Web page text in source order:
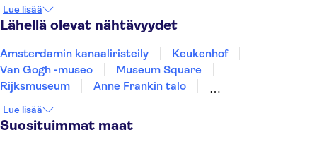
Lue lisää
Lähellä olevat nähtävyydet
Amsterdamin kanaaliristeily
Keukenhof
Van Gogh -museo
Museum Square
Rijksmuseum
Anne Frankin talo
Stedelijk Museum Amsterdam
Zaanse Schans
Kaag Lakes boat cruises
Lue lisää
Suosituimmat maat